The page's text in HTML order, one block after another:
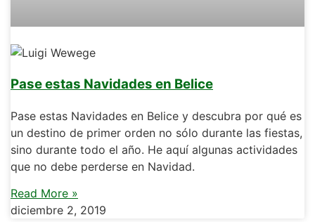
Pase estas Navidades en Belice
Pase estas Navidades en Belice y descubra por qué es
un destino de primer orden no sólo durante las fiestas,
sino durante todo el año. He aquí algunas actividades
que no debe perderse en Navidad.
Read More »
diciembre 2, 2019